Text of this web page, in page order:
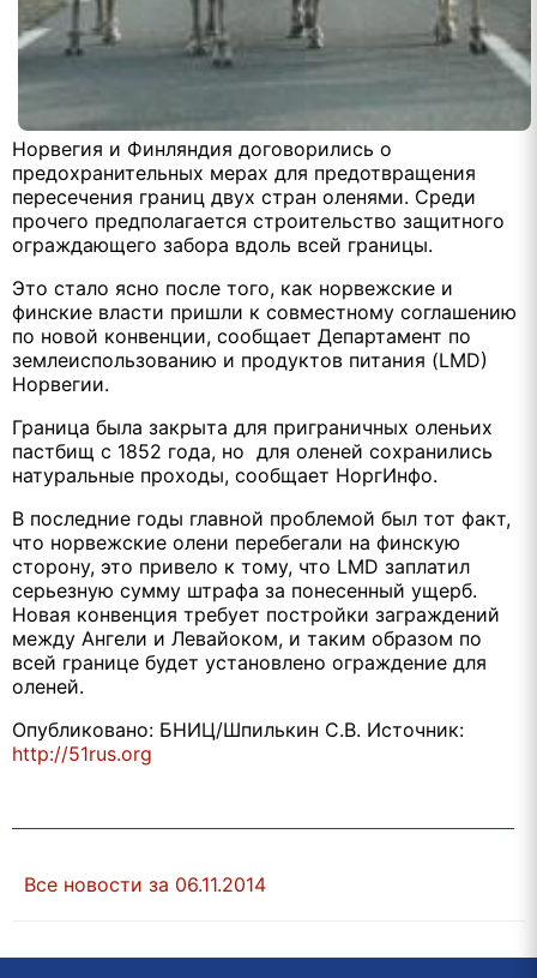
Норвегия и Финляндия договорились о
предохранительных мерах для предотвращения
пересечения границ двух стран оленями. Среди
прочего предполагается строительство защитного
ограждающего забора вдоль всей границы.
Это стало ясно после того, как норвежские и
финские власти пришли к совместному соглашению
по новой конвенции, сообщает Департамент по
землеиспользованию и продуктов питания (LMD)
Норвегии.
Граница была закрыта для приграничных оленьих
пастбищ с 1852 года, но для оленей сохранились
натуральные проходы, сообщает НоргИнфо.
В последние годы главной проблемой был тот факт,
что норвежские олени перебегали на финскую
сторону, это привело к тому, что LMD заплатил
серьезную сумму штрафа за понесенный ущерб.
Новая конвенция требует постройки заграждений
между Ангели и Левайоком, и таким образом по
всей границе будет установлено ограждение для
оленей.
Опубликовано: БНИЦ/Шпилькин С.В. Источник:
http://51rus.org
Все новости за 06.11.2014